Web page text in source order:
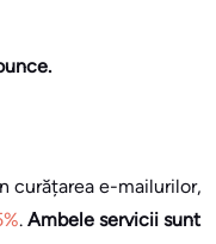
curățarea e-mailurilor,
. Ambele servicii sunt